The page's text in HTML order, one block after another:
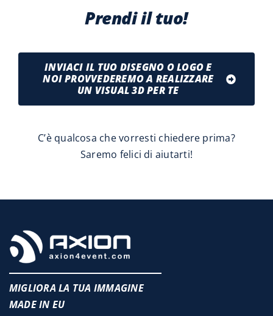
Prendi il tuo!
INVIACI IL TUO DISEGNO O LOGO E
NOI PROVVEDEREMO A REALIZZARE
UN VISUAL 3D PER TE
C’è qualcosa che vorresti chiedere prima?
Saremo felici di aiutarti!
MIGLIORA LA TUA IMMAGINE
MADE IN EU